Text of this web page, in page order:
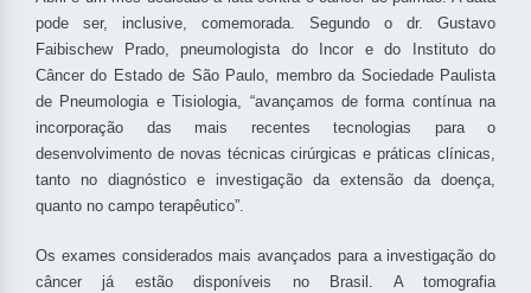
pode ser, inclusive, comemorada. Segundo o dr. Gustavo
Faibischew Prado, pneumologista do Incor e do Instituto do
Câncer do Estado de São Paulo, membro da Sociedade Paulista
de Pneumologia e Tisiologia, “avançamos de forma contínua na
incorporação das mais recentes tecnologias para o
desenvolvimento de novas técnicas cirúrgicas e práticas clínicas,
tanto no diagnóstico e investigação da extensão da doença,
quanto no campo terapêutico”.
Os exames considerados mais avançados para a investigação do
câncer já estão disponíveis no Brasil. A tomografia